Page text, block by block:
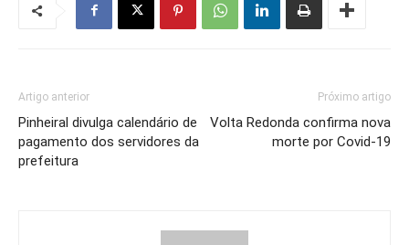
Artigo anterior
Pinheiral divulga calendário de
pagamento dos servidores da
prefeitura
Próximo artigo
Volta Redonda confirma nova
morte por Covid-19